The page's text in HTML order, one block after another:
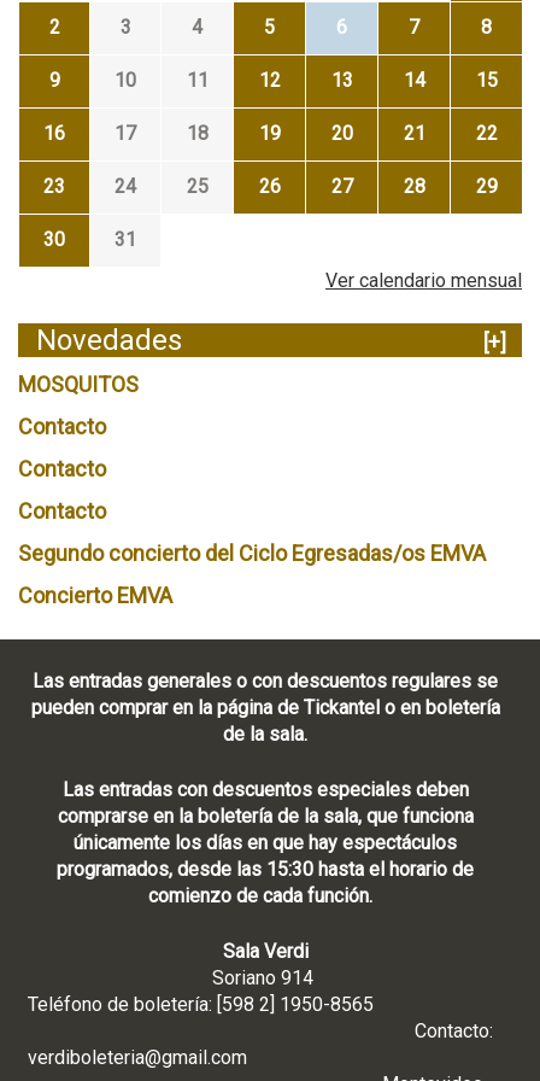
2 3 4 5 6 7 8
9 10 11 12 13 14 15
16 17 18 19 20 21 22
23 24 25 26 27 28 29
30
31
Ver calendario mensual
Novedades
[+]
MOSQUITOS
Contacto
Contacto
Contacto
Segundo concierto del Ciclo Egresadas/os EMVA
Concierto EMVA
Las entradas generales o con descuentos regulares se
pueden comprar en la página de Tickantel o en boletería
de la sala.
Las entradas con descuentos especiales deben
comprarse en la boletería de la sala, que funciona
únicamente los días en que hay espectáculos
programados, desde las 15:30 hasta el horario de
comienzo de cada función.
Sala Verdi
Soriano 914
Teléfono de boletería: [598 2] 1950-8565
Contacto:
verdiboleteria@gmail.com